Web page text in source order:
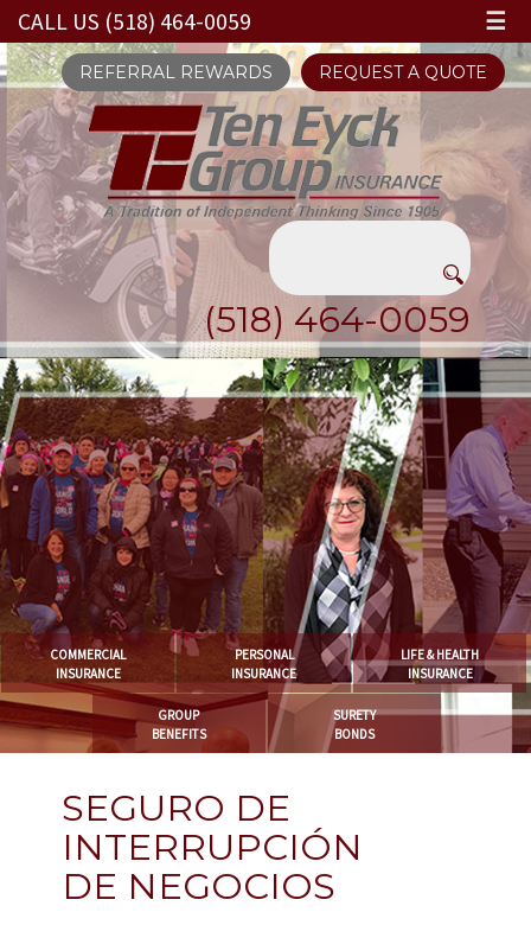
CALL US (518) 464-0059 ☰
REFERRAL REWARDS REQUEST A QUOTE
(518) 464-0059
COMMERCIAL
INSURANCE
PERSONAL
INSURANCE
LIFE & HEALTH
INSURANCE
GROUP
BENEFITS
SURETY
BONDS
SEGURO DE
INTERRUPCIÓN
DE NEGOCIOS